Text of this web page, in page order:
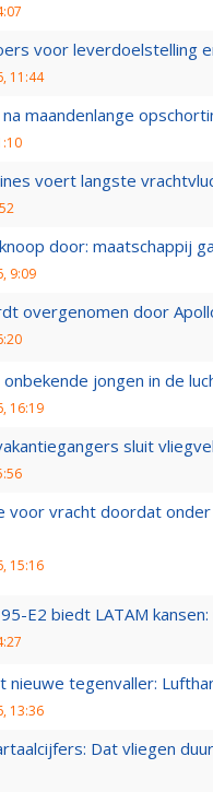
voor leverdoelstelling
11:44
maandenlange
voert langste
knoop door: maatschappij
9:09
overgenomen door
jongen in de
16:19
sluit
voor vracht doordat
15:16
E2 biedt LATAM
nieuwe tegenvaller:
13:36
Dat vliegen